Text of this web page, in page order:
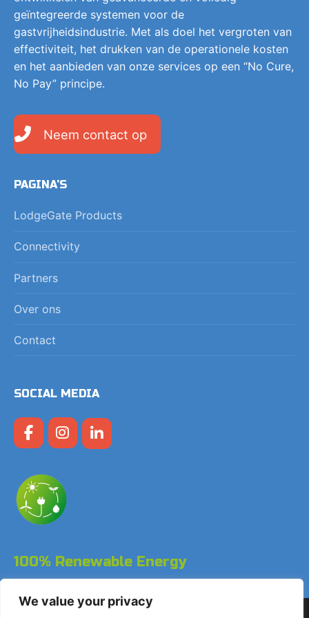
We value your privacy
geïntegreerde systemen voor de
gastvrijheidsindustrie. Met als doel het vergroten van
effectiviteit, het drukken van de operationele kosten
en het aanbieden van onze services op een “No Cure,
No Pay” principe.
Neem contact op
PAGINA’S
LodgeGate Products
Connectivity
Partners
Over ons
Contact
SOCIAL MEDIA
100% Renewable Energy